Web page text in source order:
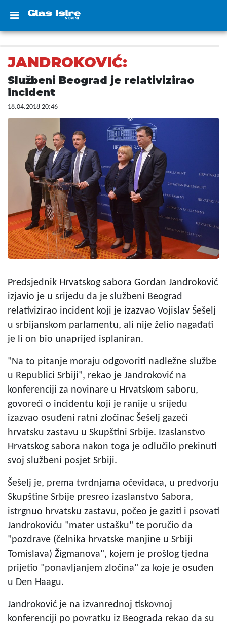
JANDROKOVIĆ:
Službeni Beograd je relativizirao
incident
18.04.2018 20:46
Predsjednik Hrvatskog sabora Gordan Jandroković
izjavio je u srijedu da je službeni Beograd
relativizirao incident koji je izazvao Vojislav Šešelj
u srbijanskom parlamentu, ali nije želio nagađati
je li on bio unaprijed isplaniran.
"Na to pitanje moraju odgovoriti nadležne službe
u Republici Srbiji", rekao je Jandroković na
konferenciji za novinare u Hrvatskom saboru,
govoreći o incidentu koji je ranije u srijedu
izazvao osuđeni ratni zločinac Šešelj gazeći
hrvatsku zastavu u Skupštini Srbije. Izaslanstvo
Hrvatskog sabora nakon toga je odlučilo prekinuti
svoj službeni posjet Srbiji.
Šešelj je, prema tvrdnjama očevidaca, u predvorju
Skupštine Srbije presreo izaslanstvo Sabora,
istrgnuo hrvatsku zastavu, počeo je gaziti i psovati
Jandrokoviću "mater ustašku" te poručio da
"pozdrave (čelnika hrvatske manjine u Srbiji
Tomislava) Žigmanova", kojem je prošlog tjedna
prijetio "ponavljanjem zločina" za koje je osuđen
u Den Haagu.
Jandroković je na izvanrednoj tiskovnoj
konferenciji po povratku iz Beograda rekao da su